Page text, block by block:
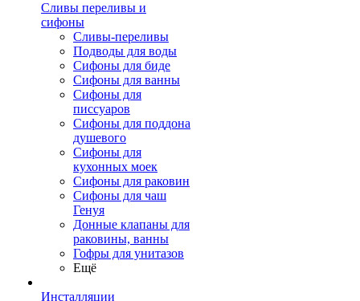
Сливы переливы и
сифоны
Сливы-переливы
Подводы для воды
Сифоны для биде
Сифоны для ванны
Сифоны для
писсуаров
Сифоны для поддона
душевого
Сифоны для
кухонных моек
Сифоны для раковин
Сифоны для чаш
Генуя
Донные клапаны для
раковины, ванны
Гофры для унитазов
Ещё
Инсталляции